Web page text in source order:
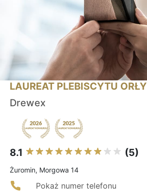
LAUREAT PLEBISCYTU ORŁY
Drewex
8.1 (5)
Żuromin, Morgowa 14
Pokaż numer telefonu